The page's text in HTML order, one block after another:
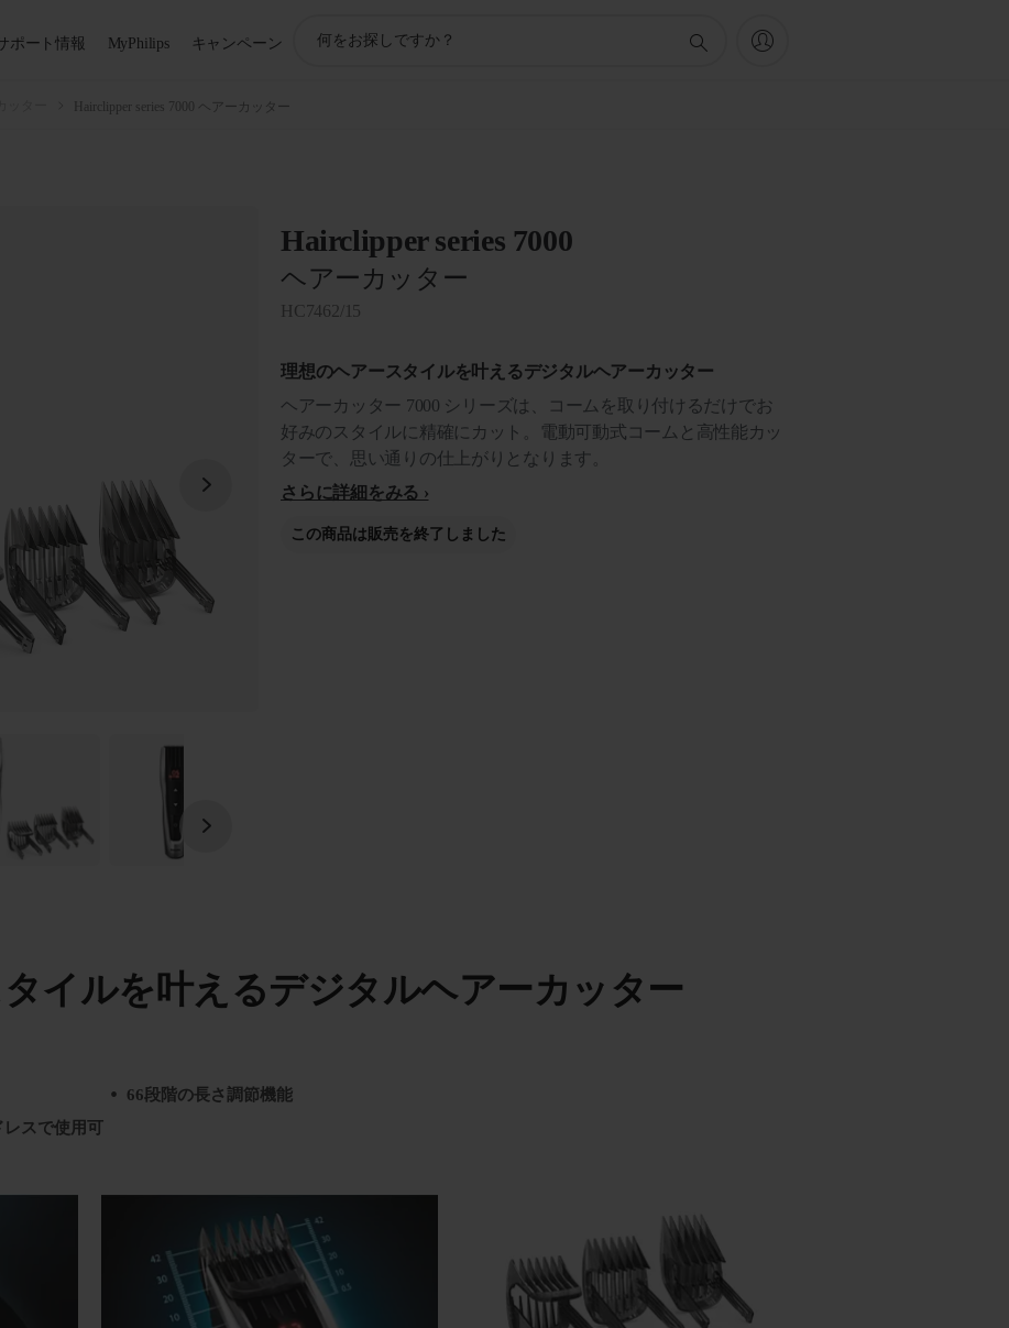
ポート情報 MyPhilips キャンペーン
索
Hairclipper series 7000 ヘアーカッター
Hairclipper series 7000
ヘアーカッター
HC7462/15
理想のヘアースタイルを叶えるデジタルヘアーカッター
ヘアーカッター 7000 シリーズは、コームを取り付けるだけでお
好みのスタイルに精確にカット。電動可動式コームと高性能カッ
ターで、思い通りの仕上がりとなります。
さらに詳細をみる
この商品は販売を終了しました
イルを叶えるデジタルヘアーカッター
66段階の長さ調節機能
レスで使用可